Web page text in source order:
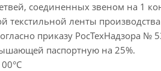
соединенных звеном на 1
текстильной ленты
приказу РосТехНадзора
паспортную на 25%.